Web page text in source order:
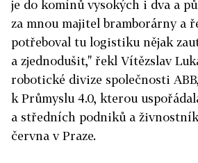
je do komínů vysokých i dva a
za mnou majitel bramborárny a
potřeboval tu logistiku nějak
a zjednodušit," řekl Vítězslav
robotické divize společnosti
k Průmyslu 4.0, kterou
a středních podniků a
června v Praze.